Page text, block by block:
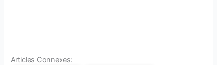
Articles Connexes: